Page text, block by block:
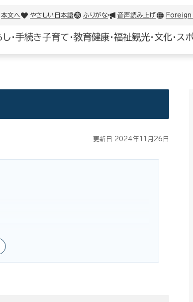
本文へ やさしい日本語 ふりがな 音声読み上げ Foreign
し・手続き子育て・教育健康・福祉観光・文化・ス
更新日 2024年11月26日